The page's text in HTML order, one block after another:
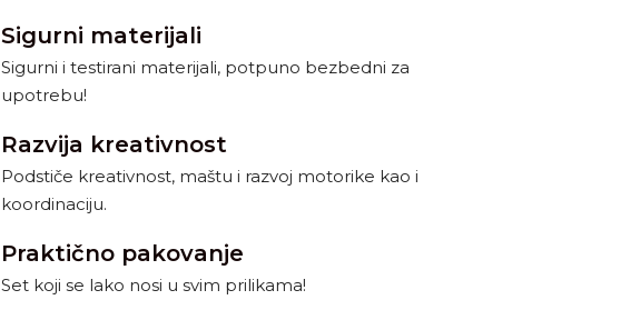
Sigurni materijali
Sigurni i testirani materijali, potpuno bezbedni za
upotrebu!
Razvija kreativnost
Podstiče kreativnost, maštu i razvoj motorike kao i
koordinaciju.
Praktično pakovanje
Set koji se lako nosi u svim prilikama!